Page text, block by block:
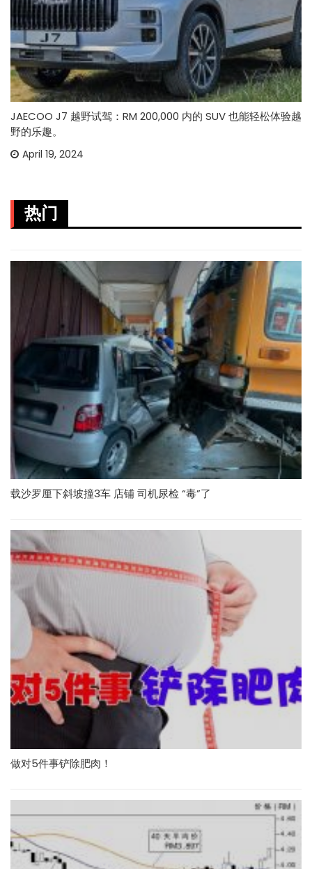
JAECOO J7 越野试驾：RM 200,000 内的 SUV 也能轻松体验越
野的乐趣。
April 19, 2024
热门
载沙罗厘下斜坡撞3车 店铺 司机尿检 “毒”了
做对5件事铲除肥肉！